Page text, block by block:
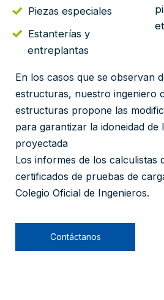
Piezas especiales
Estanterías y
entreplantas
En los casos que se observan
estructuras, nuestro ingeniero
estructuras propone las
para garantizar la idoneidad de
proyectada
Los informes de los calculistas
certificados de pruebas de
Colegio Oficial de Ingenieros.
Contáctanos